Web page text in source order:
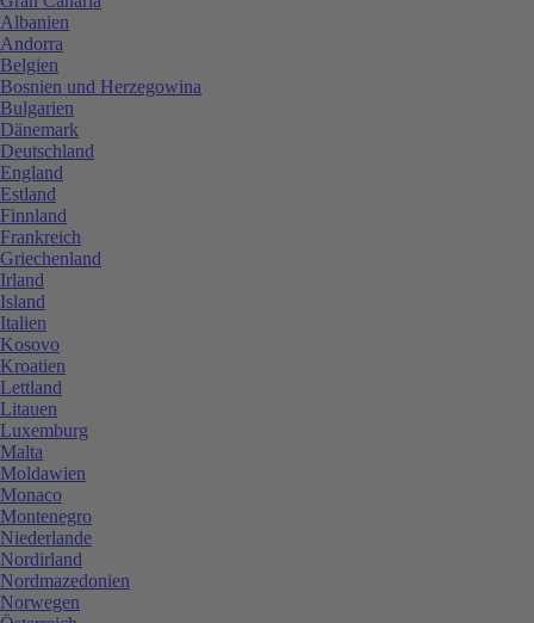
Albanien
Andorra
Belgien
Bosnien und Herzegowina
Bulgarien
Dänemark
Deutschland
England
Estland
Finnland
Frankreich
Griechenland
Irland
Island
Italien
Kosovo
Kroatien
Lettland
Litauen
Luxemburg
Malta
Moldawien
Monaco
Montenegro
Niederlande
Nordirland
Nordmazedonien
Norwegen